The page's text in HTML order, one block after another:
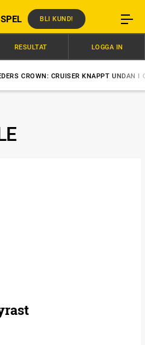
SPEL BLI KUND!
CROWN: CRUISER KNAPPT UNDAN I
RESULTAT LOGGA IN